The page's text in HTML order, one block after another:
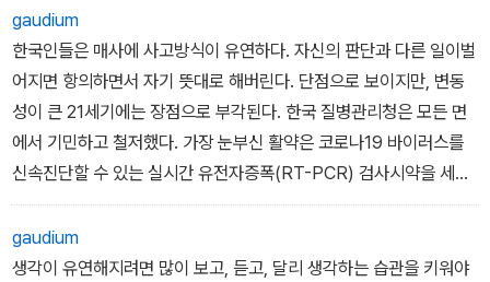
00만 명의 인파가 몰려들어 존경과 애정을 표했다.
-「5장 원작과 함께 영화 읽기」 중에서
로 일본으로 귀국시킨 후에도 공항에서 바로 해산시켰다. 추가격리를
하라는 매뉴얼이 없었기 때문이다.
gaudium
한국인들은 매사에 사고방식이 유연하다. 자신의 판단과 다른 일이벌
어지면 항의하면서 자기 뜻대로 해버린다. 단점으로 보이지만, 변동
성이 큰 21세기에는 장점으로 부각된다. 한국 질병관리청은 모든 면
에서 기민하고 철저했다. 가장 눈부신 활약은 코로나19 바이러스를
신속진단할 수 있는 실시간 유전자증폭(RT-PCR) 검사시약을 세계
최초로개발해서 민간에 배포하고, 개발된 진단키트를 긴급 사용하도
록 식품의약품안전처의 허가를 간소화해 준 점이다. 선별검사를 위해
‘드라이브스루‘와 ‘워킹스루‘ 장비를 승인하고 현장에 즉시 투입할 수
gaudium
생각이 유연해지려면 많이 보고, 듣고, 달리 생각하는 습관을 키워야